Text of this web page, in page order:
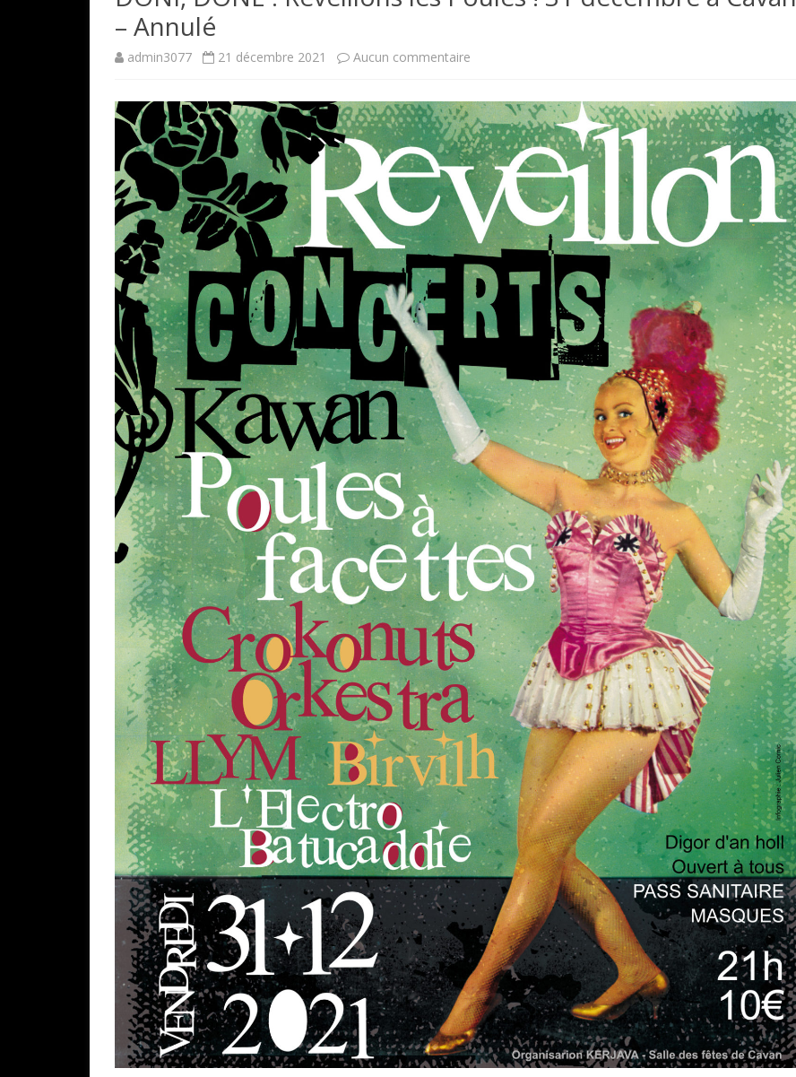
– Annulé
admin3077 21 décembre 2021 Aucun commentaire
DONE
:
Réveillons
les
Poules
31
décembre
à
Cavan
–
Annulé